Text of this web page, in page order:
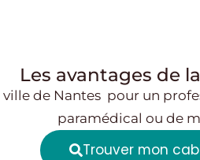
Les avantages de
ville de Nantes pour un
paramédical ou de
Trouver mon